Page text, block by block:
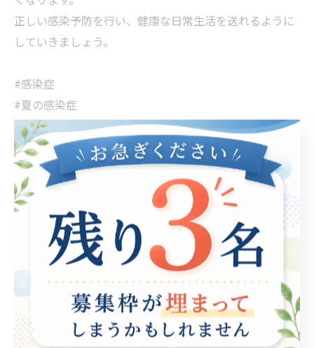
正しい感染予防を行い、健康な日常生活を送れるように
していきましょう。
#感染症
#夏の感染症
#感染症対策
#感染症予防
#プール熱
#ヘルパンギーナ
#手足口病
#b型事業所
#在宅okのb型
#就労支援b型plusultra
#PLUSULTRA
#名古屋